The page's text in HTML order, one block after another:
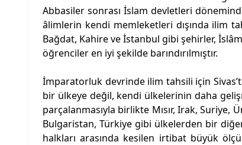
Abbasiler sonrası İslam devletleri
âlimlerin kendi memleketleri dışında ilim
Bağdat, Kahire ve İstanbul gibi şehirler,
öğrenciler en iyi şekilde barındırılmıştır.
İmparatorluk devrinde ilim tahsili için
bir ülkeye değil, kendi ülkelerinin daha
parçalanmasıyla birlikte Mısır, Irak,
Bulgaristan, Türkiye gibi ülkelerden bir
halkları arasında kesilen irtibat büyük